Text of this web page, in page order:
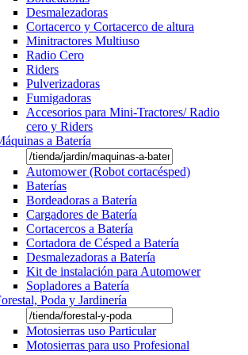
Desmalezadoras
Cortacerco y Cortacerco de altura
Minitractores Multiuso
Radio Cero
Riders
Pulverizadoras
Fumigadoras
Accesorios para Mini-Tractores/ Radio
cero y Riders
a Batería
Automower (Robot cortacésped)
Baterías
Bordeadoras a Batería
Cargadores de Batería
Cortacercos a Batería
Cortadora de Césped a Batería
Desmalezadoras a Batería
Kit de instalación para Automower
Sopladores a Batería
Poda y Jardinería
Motosierras uso Particular
Motosierras para uso Profesional